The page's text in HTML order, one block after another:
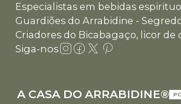
Especialistas em bebidas
Guardiões do Arrabidine -
Criadores do Bicabagaço, licor
Siga-nos
A CASA DO ARRABIDINE®